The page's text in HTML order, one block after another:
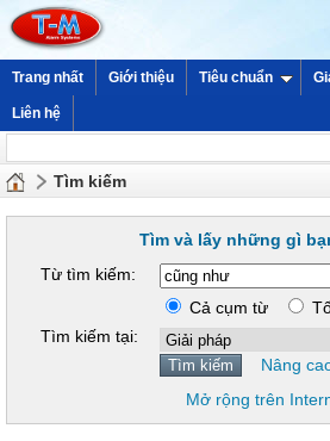
Trang nhất Giới thiệu Tiêu chuẩn
Liên hệ
Tìm kiếm
Tìm và lấy những gì
Từ tìm kiếm:
Cả cụm từ
Tìm kiếm tại:
Nâng
Mở rộng trên